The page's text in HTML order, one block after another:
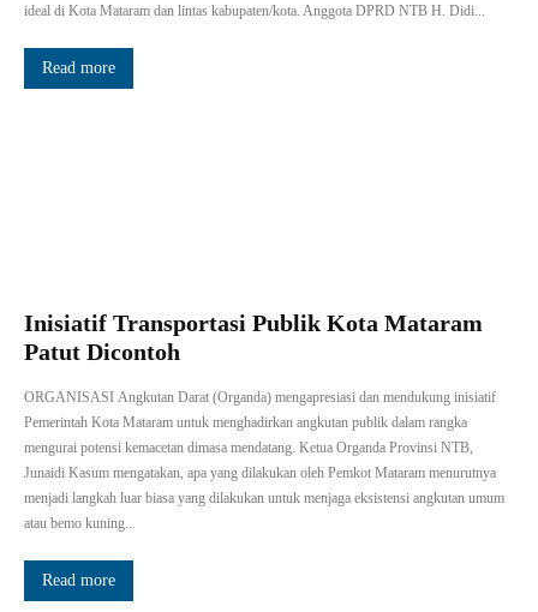
ideal di Kota Mataram dan lintas kabupaten/kota. Anggota DPRD NTB H. Didi...
Read more
Inisiatif Transportasi Publik Kota Mataram
Patut Dicontoh
ORGANISASI Angkutan Darat (Organda) mengapresiasi dan mendukung inisiatif
Pemerintah Kota Mataram untuk menghadirkan angkutan publik dalam rangka
mengurai potensi kemacetan dimasa mendatang. Ketua Organda Provinsi NTB,
Junaidi Kasum mengatakan, apa yang dilakukan oleh Pemkot Mataram menurutnya
menjadi langkah luar biasa yang dilakukan untuk menjaga eksistensi angkutan umum
atau bemo kuning...
Read more